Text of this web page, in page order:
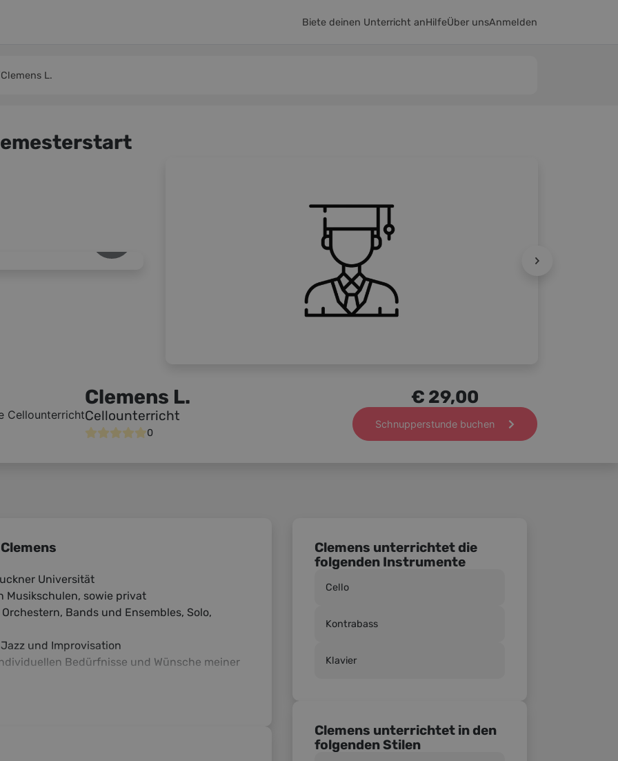
Biete deinen Unterricht anHilfeÜber unsAnmelden
Clemens L.
Clemens L.
Cellounterricht
0
€ 29,00
Schnupperstunde buchen
Universität
sowie privat
Bands und Ensembles, Solo,
und Improvisation
Bedürfnisse und Wünsche meiner
Clemens unterrichtet die
folgenden Instrumente
Cello
Kontrabass
Klavier
Clemens unterrichtet in den
folgenden Stilen